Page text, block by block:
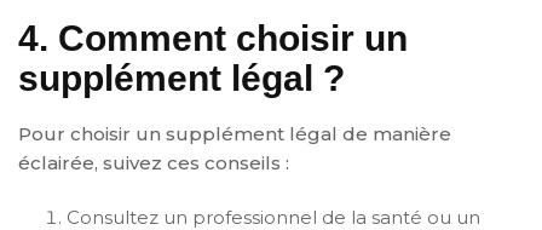
4. Comment choisir un
supplément légal ?
Pour choisir un supplément légal de manière
éclairée, suivez ces conseils :
Consultez un professionnel de la santé ou un